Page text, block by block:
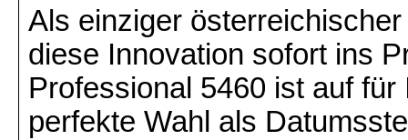
Als einziger
diese Innovation sofort ins
Professional 5460 ist auf
perfekte Wahl als